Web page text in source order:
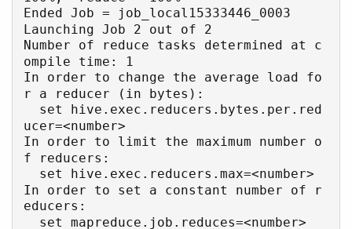
Ended Job = job_local15333446_0003
Launching Job 2 out of 2
Number of reduce tasks determined at c
ompile time: 1
In order to change the average load fo
r a reducer (in bytes):
ucer=<number>
In order to limit the maximum number o
f reducers:
In order to set a constant number of r
educers: